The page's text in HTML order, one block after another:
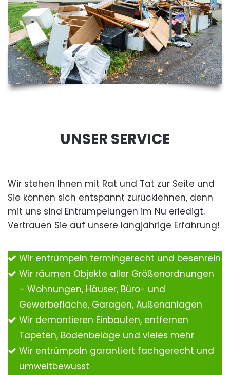
UNSER SERVICE
Wir stehen Ihnen mit Rat und Tat zur Seite und
Sie können sich entspannt zurücklehnen, denn
mit uns sind Entrümpelungen im Nu erledigt.
Vertrauen Sie auf unsere langjährige Erfahrung!
Wir entrümpeln termingerecht und besenrein
Wir räumen Objekte aller Größenordnungen
– Wohnungen, Häuser, Büro- und
Gewerbefläche, Garagen, Außenanlagen
Wir demontieren Einbauten, entfernen
Tapeten, Bodenbeläge und vieles mehr
Wir entrümpeln garantiert fachgerecht und
umweltbewusst